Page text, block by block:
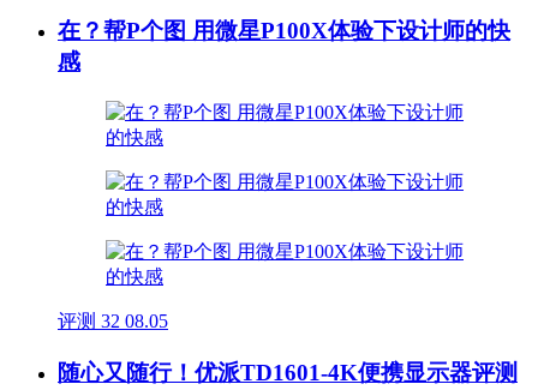
在？帮P个图 用微星P100X体验下设计师的快
感
评测 32 08.05
随心又随行！优派TD1601-4K便携显示器评测